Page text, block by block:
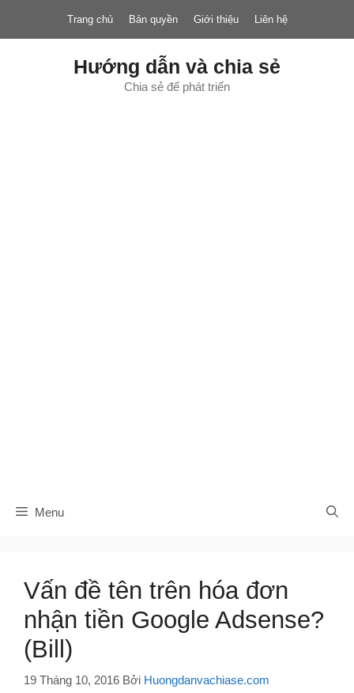
nội
Trang chủ Bản quyền Giới thiệu Liên hệ
Hướng dẫn và chia sẻ
Chia sẻ để phát triển
Menu
Vấn đề tên trên hóa đơn
nhận tiền Google Adsense?
(Bill)
19 Tháng 10, 2016 Bởi Huongdanvachiase.com